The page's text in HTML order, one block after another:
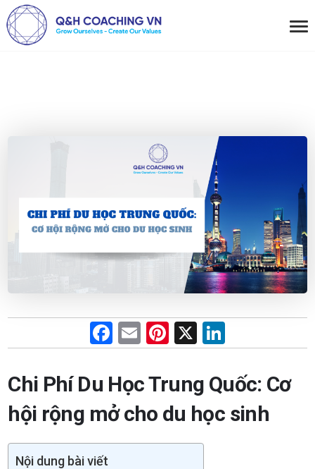
F
a
ce
b
o
o
E
m
ail
Pi
nt
er
es
t
X
n
ke
dI
n
Chi Phí Du Học Trung Quốc: Cơ
hội rộng mở cho du học sinh
Nội dung bài viết